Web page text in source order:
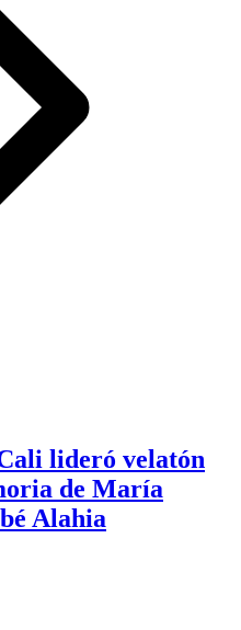
lideró velatón
de María
Alahia